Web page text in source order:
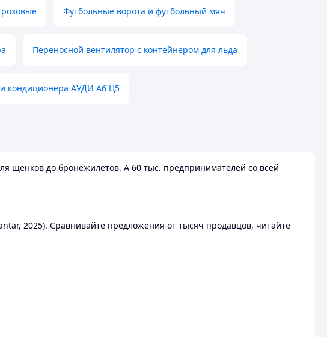
Футбольные ворота и футбольный мяч
Переносной вентилятор с контейнером для льда
кондиционера АУДИ А6 Ц5
щенков до бронежилетов. А 60 тыс. предпринимателей со всей
2025). Сравнивайте предложения от тысяч продавцов, читайте